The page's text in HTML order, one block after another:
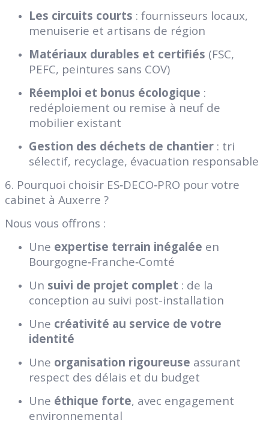
Les circuits courts : fournisseurs locaux,
menuiserie et artisans de région
Matériaux durables et certifiés (FSC,
PEFC, peintures sans COV)
Réemploi et bonus écologique :
redéploiement ou remise à neuf de
mobilier existant
Gestion des déchets de chantier : tri
sélectif, recyclage, évacuation responsable
6. Pourquoi choisir ES‑DECO‑PRO pour votre
cabinet à Auxerre ?
Nous vous offrons :
Une expertise terrain inégalée en
Bourgogne‑Franche‑Comté
Un suivi de projet complet : de la
conception au suivi post-installation
Une créativité au service de votre
identité
Une organisation rigoureuse assurant
respect des délais et du budget
Une éthique forte, avec engagement
environnemental